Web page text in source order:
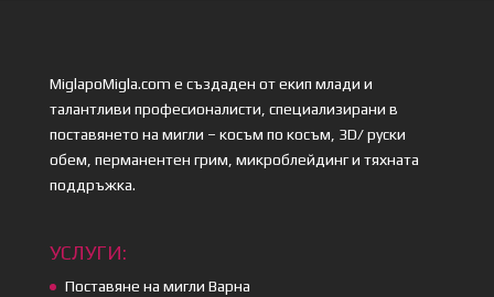
MiglapoMigla.com е създаден от екип млади и
талантливи професионалисти, специализирани в
поставянето на мигли – косъм по косъм, 3D/ руски
обем, перманентен грим, микроблейдинг и тяхната
поддръжка.
УСЛУГИ:
Поставяне на мигли Варна